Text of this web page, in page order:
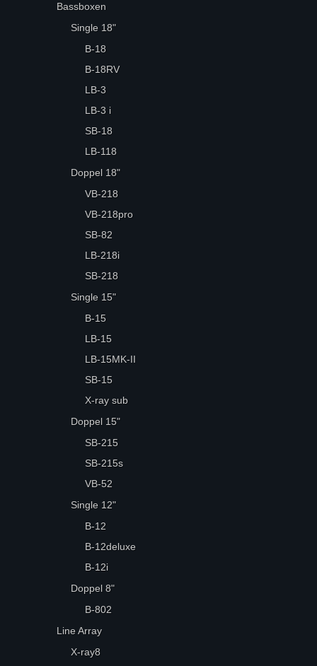
Bassboxen
Single 18"
B-18
B-18RV
LB-3
LB-3 i
SB-18
LB-118
Doppel 18"
VB-218
VB-218pro
SB-82
LB-218i
SB-218
Single 15"
B-15
LB-15
LB-15MK-II
SB-15
X-ray sub
Doppel 15"
SB-215
SB-215s
VB-52
Single 12"
B-12
B-12deluxe
B-12i
Doppel 8"
B-802
Line Array
X-ray8